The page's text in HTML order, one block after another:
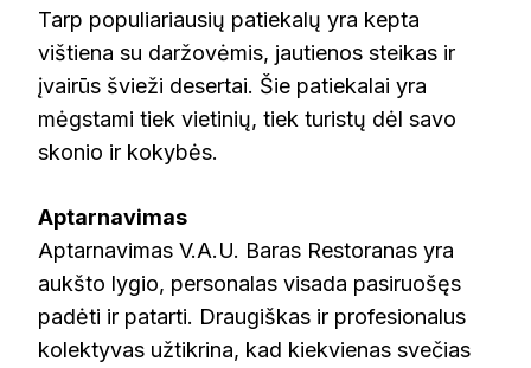
Tarp populiariausių patiekalų yra kepta
vištiena su daržovėmis, jautienos steikas ir
įvairūs švieži desertai. Šie patiekalai yra
mėgstami tiek vietinių, tiek turistų dėl savo
skonio ir kokybės.
Aptarnavimas
Aptarnavimas V.A.U. Baras Restoranas yra
aukšto lygio, personalas visada pasiruošęs
padėti ir patarti. Draugiškas ir profesionalus
kolektyvas užtikrina, kad kiekvienas svečias